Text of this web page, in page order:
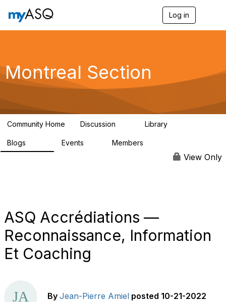
Log in
g
a
Montreal Section
Community Home Discussion Library
Blogs Events Members
View Only
ASQ Accrédiations —
Reconnaissance, Information
Et Coaching
By Jean-Pierre Amiel posted 10-21-2022